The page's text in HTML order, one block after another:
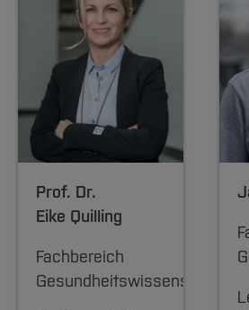
Prof. Dr.
Eike Quilling
Fachbereich
Gesundheitswissenschaften